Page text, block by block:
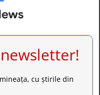
cu știrile din